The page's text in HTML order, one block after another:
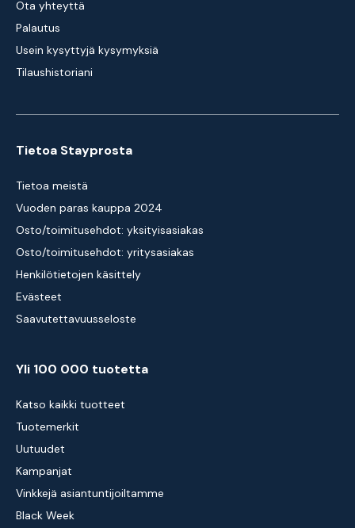
Ota yhteyttä
Palautus
Usein kysyttyjä kysymyksiä
Tilaushistoriani
Tietoa Stayprosta
Tietoa meistä
Vuoden paras kauppa 2024
Osto/toimitusehdot: yksityisasiakas
Osto/toimitusehdot: yritysasiakas
Henkilötietojen käsittely
Evästeet
Saavutettavuusseloste
Yli 100 000 tuotetta
Katso kaikki tuotteet
Tuotemerkit
Uutuudet
Kampanjat
Vinkkejä asiantuntijoiltamme
Black Week